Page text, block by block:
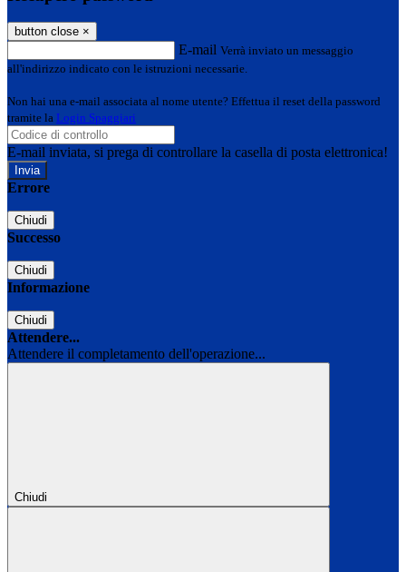
button close ×
E-mail Verrà inviato un messaggio
all'indirizzo indicato con le istruzioni necessarie.
Non hai una e-mail associata al nome utente? Effettua il reset della password
tramite la Login Spaggiari
E-mail inviata, si prega di controllare la casella di posta elettronica!
Errore
Chiudi
Successo
Chiudi
Informazione
Chiudi
Attendere...
Attendere il completamento dell'operazione...
Chiudi